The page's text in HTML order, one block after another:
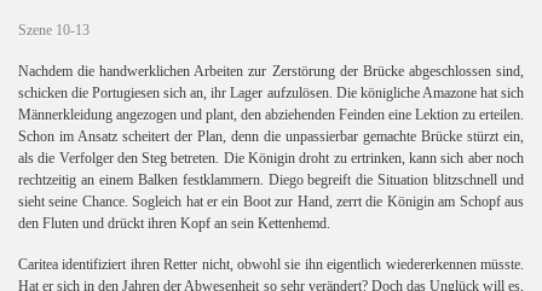
Szene 10-13
Nachdem die handwerklichen Arbeiten zur Zerstörung der Brücke abgeschlossen sind,
schicken die Portugiesen sich an, ihr Lager aufzulösen. Die königliche Amazone hat sich
Männerkleidung angezogen und plant, den abziehenden Feinden eine Lektion zu erteilen.
Schon im Ansatz scheitert der Plan, denn die unpassierbar gemachte Brücke stürzt ein,
als die Verfolger den Steg betreten. Die Königin droht zu ertrinken, kann sich aber noch
rechtzeitig an einem Balken festklammern. Diego begreift die Situation blitzschnell und
sieht seine Chance. Sogleich hat er ein Boot zur Hand, zerrt die Königin am Schopf aus
den Fluten und drückt ihren Kopf an sein Kettenhemd.
Caritea identifiziert ihren Retter nicht, obwohl sie ihn eigentlich wiedererkennen müsste.
Hat er sich in den Jahren der Abwesenheit so sehr verändert? Doch das Unglück will es,
I.